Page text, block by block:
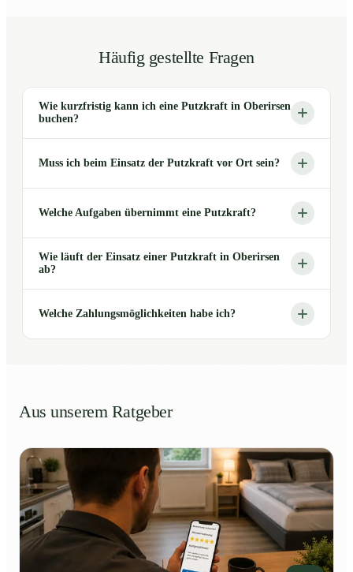
Häufig gestellte Fragen
Wie kurzfristig kann ich eine Putzkraft in Oberirsen
buchen?
Muss ich beim Einsatz der Putzkraft vor Ort sein?
Welche Aufgaben übernimmt eine Putzkraft?
Wie läuft der Einsatz einer Putzkraft in Oberirsen
ab?
Welche Zahlungsmöglichkeiten habe ich?
Aus unserem Ratgeber